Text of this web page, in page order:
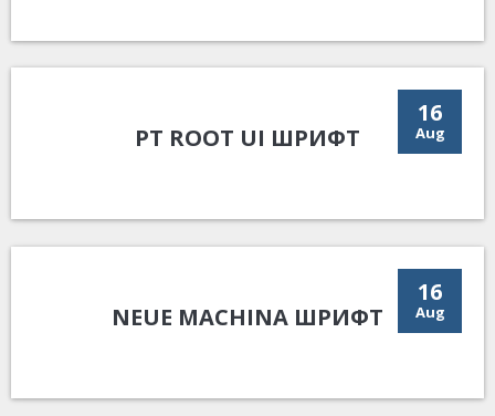
16
Aug
PT ROOT UI ШРИФТ
16
Aug
NEUE MACHINA ШРИФТ